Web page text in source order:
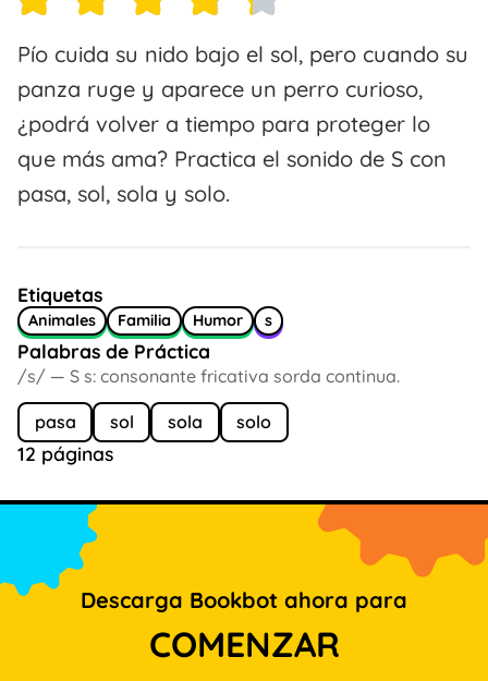
Pío cuida su nido bajo el sol, pero cuando su
panza ruge y aparece un perro curioso,
¿podrá volver a tiempo para proteger lo
que más ama? Practica el sonido de S con
pasa, sol, sola y solo.
Etiquetas
Animales Familia Humor s
Palabras de Práctica
/s/ — S s: consonante fricativa sorda continua.
pasa sol sola solo
12 páginas
Descarga Bookbot ahora para
COMENZAR